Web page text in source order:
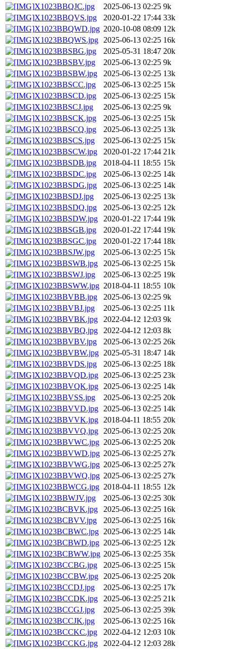
X1023BBQJC.jpg
2025-06-13 02:25 9k
X1023BBQVS.jpg
2020-01-22 17:44 33k
X1023BBQWD.jpg 2020-10-08 08:09 12k
X1023BBQWS.jpg
2025-06-13 02:25 16k
X1023BBSBG.jpg
2025-05-31 18:47 20k
X1023BBSBV.jpg
2025-06-13 02:25 9k
X1023BBSBW.jpg
2025-06-13 02:25 13k
X1023BBSCC.jpg
2025-06-13 02:25 15k
X1023BBSCD.jpg
2025-06-13 02:25 15k
X1023BBSCJ.jpg
2025-06-13 02:25 9k
X1023BBSCK.jpg
2025-06-13 02:25 15k
X1023BBSCQ.jpg
2025-06-13 02:25 13k
X1023BBSCS.jpg
2025-06-13 02:25 15k
X1023BBSCW.jpg
2020-01-22 17:44 21k
X1023BBSDB.jpg
2018-04-11 18:55 15k
X1023BBSDC.jpg
2025-06-13 02:25 14k
X1023BBSDG.jpg
2025-06-13 02:25 14k
X1023BBSDJ.jpg
2025-06-13 02:25 13k
X1023BBSDQ.jpg
2025-06-13 02:25 12k
X1023BBSDW.jpg
2020-01-22 17:44 19k
X1023BBSGB.jpg
2020-01-22 17:44 19k
X1023BBSGC.jpg
2020-01-22 17:44 18k
X1023BBSJW.jpg
2025-06-13 02:25 15k
X1023BBSWB.jpg
2025-06-13 02:25 15k
X1023BBSWJ.jpg
2025-06-13 02:25 19k
X1023BBSWW.jpg 2018-04-11 18:55 10k
X1023BBVBB.jpg
2025-06-13 02:25 9k
X1023BBVBJ.jpg
2025-06-13 02:25 11k
X1023BBVBK.jpg
2022-04-12 12:03 9k
X1023BBVBQ.jpg
2022-04-12 12:03 8k
X1023BBVBV.jpg
2025-06-13 02:25 26k
X1023BBVBW.jpg 2025-05-31 18:47 14k
X1023BBVDS.jpg
2025-06-13 02:25 18k
X1023BBVQD.jpg
2025-06-13 02:25 23k
X1023BBVQK.jpg
2025-06-13 02:25 14k
X1023BBVSS.jpg
2025-06-13 02:25 20k
X1023BBVVD.jpg
2025-06-13 02:25 14k
X1023BBVVK.jpg
2018-04-11 18:55 20k
X1023BBVVQ.jpg
2025-06-13 02:25 20k
X1023BBVWC.jpg 2025-06-13 02:25 20k
X1023BBVWD.jpg 2025-06-13 02:25 27k
X1023BBVWG.jpg 2025-06-13 02:25 27k
X1023BBVWQ.jpg 2025-06-13 02:25 27k
X1023BBWCG.jpg 2018-04-11 18:55 12k
X1023BBWJV.jpg
2025-06-13 02:25 30k
X1023BCBVK.jpg
2025-06-13 02:25 16k
X1023BCBVV.jpg
2025-06-13 02:25 16k
X1023BCBWC.jpg 2025-06-13 02:25 14k
X1023BCBWD.jpg 2025-06-13 02:25 12k
X1023BCBWW.jpg 2025-06-13 02:25 35k
X1023BCCBG.jpg
2025-06-13 02:25 15k
X1023BCCBW.jpg
2025-06-13 02:25 20k
X1023BCCDJ.jpg
2025-06-13 02:25 17k
X1023BCCDK.jpg
2025-06-13 02:25 21k
X1023BCCGJ.jpg
2025-06-13 02:25 39k
X1023BCCJK.jpg
2025-06-13 02:25 16k
X1023BCCKC.jpg
2022-04-12 12:03 10k
X1023BCCKG.jpg
2022-04-12 12:03 28k